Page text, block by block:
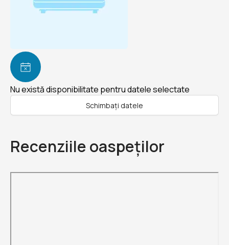
Nu există disponibilitate pentru datele selectate
Schimbați datele
Recenziile oaspeților